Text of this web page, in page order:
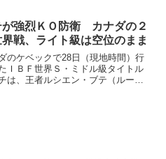
が強烈ＫＯ防衛 カナダの２
界戦、ライト級は空位のまま
のケベックで28日（現地時間）行
ＩＢＦ世界Ｓ・ミドル級タイトル
は、王者ルシエン・ブテ（ルーマ